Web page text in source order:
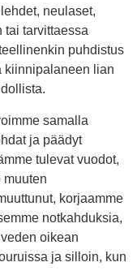
neulaset,
tai tarvittaessa
puhdistus
kiinnipalaneen lian
samalla
ja päädyt
tulevat vuodot,
muuten
korjaamme
notkahduksia,
oikean
ja silloin, kun